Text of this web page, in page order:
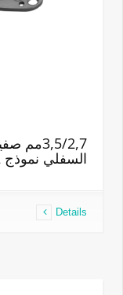
3,5/
السفلي نموذج 2
Details